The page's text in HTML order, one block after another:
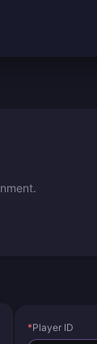
*Player ID